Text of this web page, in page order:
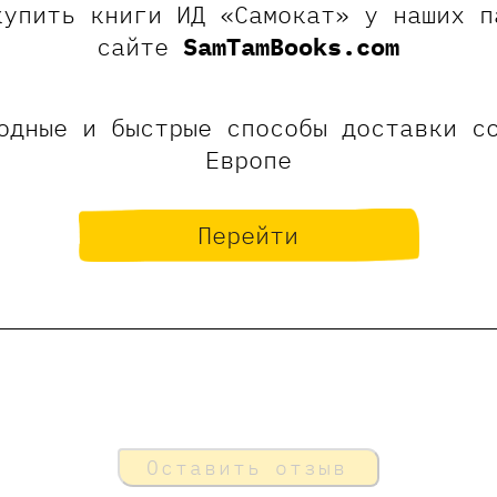
книги ИД «Самокат» у наших
сайтеSamTamBooks.com
и быстрые способы доставки
Европе
Перейти
на то, что Никита учит студентов в
и рисует для книжных издательств, он
учиться и творить. И каждый
книжки.
Оставить отзыв